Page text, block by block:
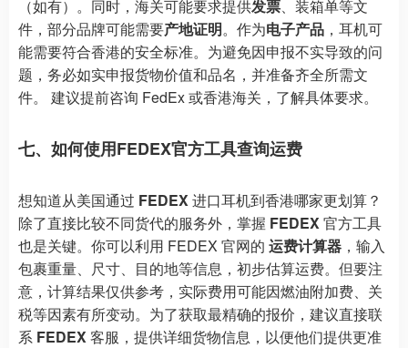
（如有）。同时，海关可能要求提供发票、装箱单等文
件，部分品牌可能需要产地证明。作为电子产品 ，耳机可
能需要符合香港的安全标准。为避免因申报不实导致的问
题，务必如实申报货物价值和品名，并准备齐全所需文
件。 建议提前咨询 FedEx 或香港海关，了解具体要求。
七、如何使用FEDEX官方工具查询运费
想知道从美国通过 FEDEX进口耳机到香港哪家更划算？
除了直接比较不同货代的服务外，掌握 FEDEX官方工具
也是关键。你可以利用 FEDEX 官网的 运费计算器 ，输入
包裹重量、尺寸、目的地等信息，初步估算运费。但要注
意，计算结果仅供参考，实际费用可能因燃油附加费、关
税等因素有所变动。为了获取最精确的报价，建议直接联
系 FEDEX客服，提供详细货物信息，以便他们提供更准